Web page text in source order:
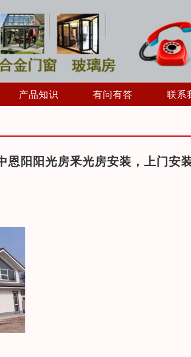
产品知识 有问有答 联系
恩阳阳光房釆光房安装，上门安